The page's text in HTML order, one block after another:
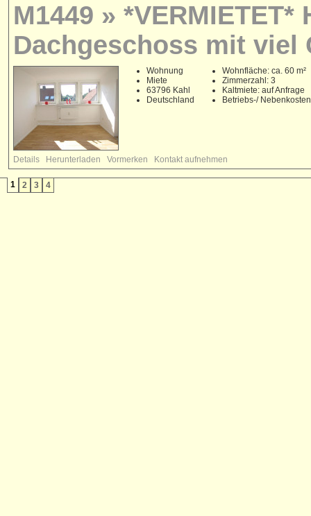
M1449 »
Dachgeschoss mit viel
Wohnung
Miete
63796 Kahl
Deutschland
Wohnfläche: ca. 60 m²
Zimmerzahl: 3
Kaltmiete: auf Anfrage
Betriebs-/
Details Herunterladen Vormerken Kontakt aufnehmen
1 2 3 4